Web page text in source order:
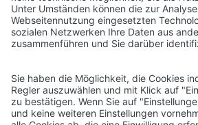
WWW.NOVO-TECH.DE
UNSERE PARTNER